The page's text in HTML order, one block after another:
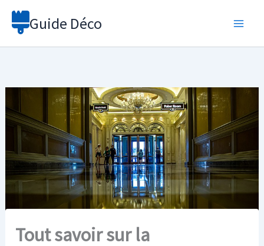
Aller
Guide Déco
Tout savoir sur la